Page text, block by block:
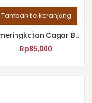
Tambah ke keranjang
Pemeringkatan Cagar Budaya Sumbawa
Rp85,000